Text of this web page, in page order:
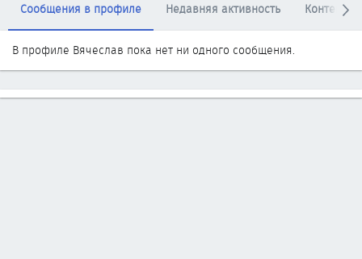
Сообщения в профиле Недавняя активность Контент
В профиле Вячеслав пока нет ни одного сообщения.